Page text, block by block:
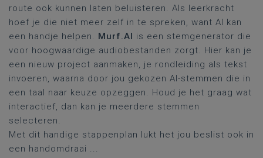
route ook kunnen laten beluisteren. Als leerkracht
hoef je die niet meer zelf in te spreken, want AI kan
een handje helpen. Murf.AI is een stemgenerator die
voor hoogwaardige audiobestanden zorgt. Hier kan je
een nieuw project aanmaken, je rondleiding als tekst
invoeren, waarna door jou gekozen AI-stemmen die in
een taal naar keuze opzeggen. Houd je het graag wat
interactief, dan kan je meerdere stemmen
selecteren.
Met dit handige stappenplan lukt het jou beslist ook in
een handomdraai ...